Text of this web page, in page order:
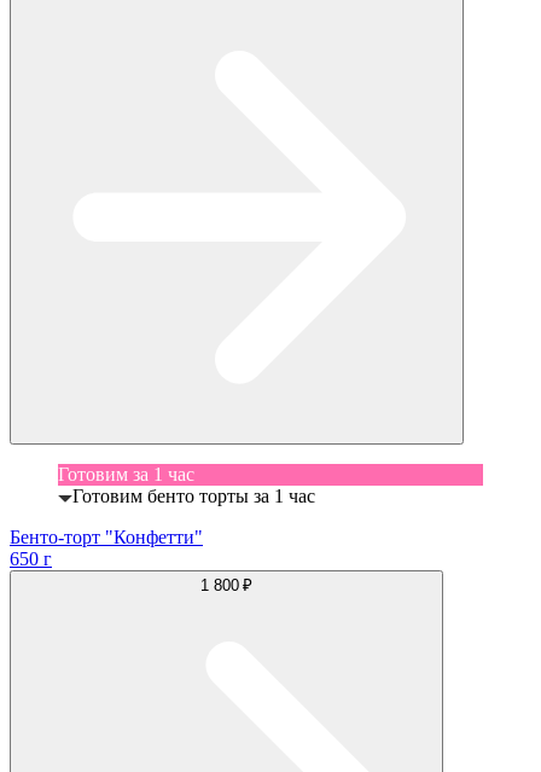
Готовим за 1 час
Готовим бенто торты за 1 час
Бенто-торт "Конфетти"
650 г
1 800 ₽